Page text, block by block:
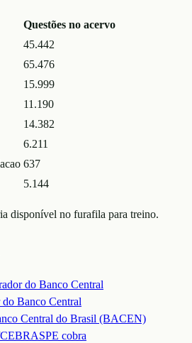
Questões no acervo
45.442
65.476
15.999
11.190
14.382
6.211
637
5.144
disponível no furafila para treino.
do Banco Central
do Banco Central
Central do Brasil (BACEN)
cobra